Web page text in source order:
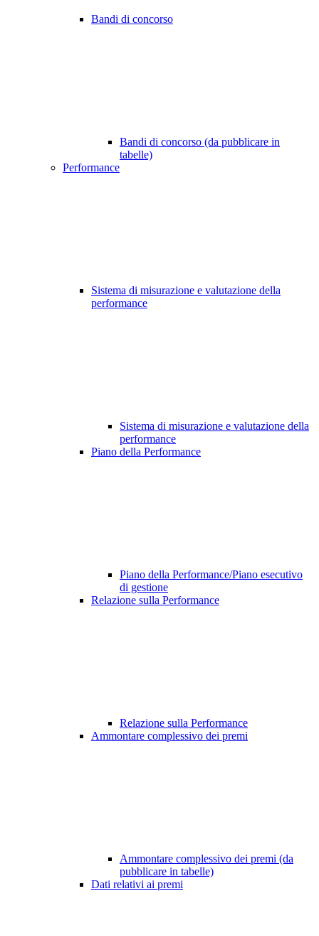
Bandi di concorso
Bandi di concorso (da pubblicare in
tabelle)
Performance
Sistema di misurazione e valutazione della
performance
Sistema di misurazione e valutazione della
performance
Piano della Performance
Piano della Performance/Piano esecutivo
di gestione
Relazione sulla Performance
Relazione sulla Performance
Ammontare complessivo dei premi
Ammontare complessivo dei premi (da
pubblicare in tabelle)
Dati relativi ai premi